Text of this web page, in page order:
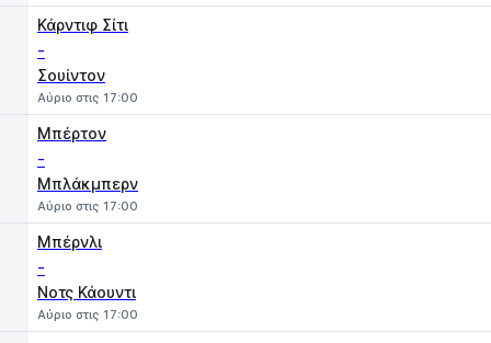
Κάρντιφ Σίτι
-
Σουίντον
Αύριο στις 17:00
Μπέρτον
-
Μπλάκμπερν
Αύριο στις 17:00
Μπέρνλι
-
Νοτς Κάουντι
Αύριο στις 17:00